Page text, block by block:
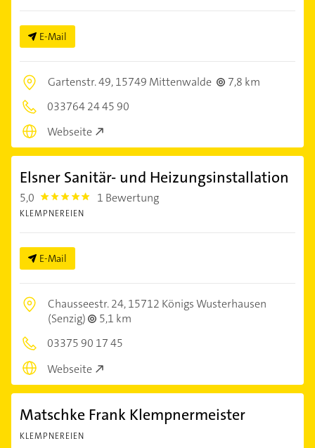
E-Mail
Gartenstr. 49,15749 Mittenwalde
7,8 km
033764 24 45 90
Webseite
Elsner Sanitär- und Heizungsinstallation
5,0 5.0 1 Bewertung
KLEMPNEREIEN
E-Mail
Chausseestr. 24,15712 Königs Wusterhausen
(Senzig)
5,1 km
03375 90 17 45
Webseite
Matschke Frank Klempnermeister
KLEMPNEREIEN